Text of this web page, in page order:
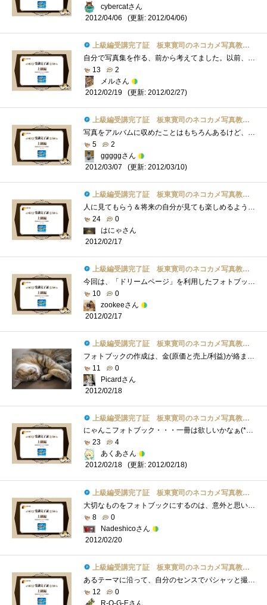
cybercatさん
2012/04/06
(更新: 2012/04/06)
上級編受講完了証 板東寛司のネコカメ写真教室パート2
自分で写真集を作る、前から考えてました。以前、フリーペーパーの編集に携わっていたことがあり、出版に関して少々知識はあるものの、個人�...
13
2
メルさん
2012/02/19
(更新: 2012/02/27)
上級編受講完了証 板東寛司のネコカメ写真教室パート2
写真をアルバムに収めたことはもちろんあるけど、テーマとか何を伝えたいかとかまで考えたことがなかった。フォトブックっていう感じではな�...
5
2
gggggさん
2012/03/07
(更新: 2012/03/10)
上級編受講完了証 板東寛司のネコカメ写真教室パート2
人に見てもらう＆将来の自分が見ても楽しめるようなテーマってなかなか考え付かないのですが、こういうのは場数勝負のような気がするので、�...
24
0
はにゃさん
2012/02/17
上級編受講完了証 板東寛司のネコカメ写真教室パート2
今回は、「ドリームページ」を利用したフォトブック作成の方法でした。デジカメになってから気軽に写真が撮れて編集の自由度も大幅にアップ�...
10
0
zookeeさん
2012/02/17
上級編受講完了証 板東寛司のネコカメ写真教室パート2
フォトブックの作成は、金(原価と売上/利益)が絡まないだけで、一般的なビデオや写真集作成と全く同じですね。ターゲットユーザーの絞り込み�...
11
0
Picardさん
2012/02/18
上級編受講完了証 板東寛司のネコカメ写真教室パート2
にゃんこフォトブック・・・一冊は欲しいかなぁ(*´艸｀)お気に入りの猫写真をフォトブックにして記念に残せるのは良いですね♪テーマを決める...
23
4
あくあさん
2012/02/18
(更新: 2012/02/18)
上級編受講完了証 板東寛司のネコカメ写真教室パート2
大切なものをフォトブックにするのは、意外と思いつかないもので、確かに本のようなものは無くなり難く、見つけ易いものです。本の表紙が週�...
8
0
Nadeshicoさん
2012/02/20
上級編受講完了証 板東寛司のネコカメ写真教室パート2
あるテーマに沿って、自分のセンスでパシャッと撮る。編集でトリミングでも良いわけですが、結構難しいですねぇ…。しかしオンラインで作成�...
12
0